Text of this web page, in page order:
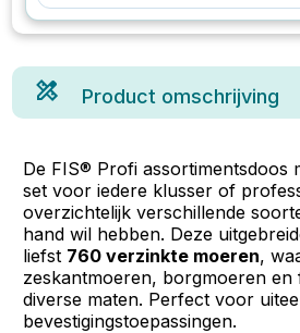
Product omschrijving
De FIS® Profi assortimentsdoos
set voor iedere klusser of
overzichtelijk verschillende
hand wil hebben. Deze
liefst 760 verzinkte moeren,
zeskantmoeren, borgmoeren en
diverse maten. Perfect voor
bevestigingstoepassingen.